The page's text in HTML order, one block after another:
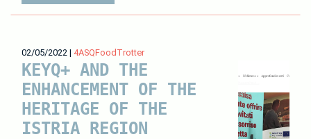
02/05/2022 | 4ASQFoodTrotter
KEYQ+ AND THE
ENHANCEMENT OF THE
HERITAGE OF THE
ISTRIA REGION